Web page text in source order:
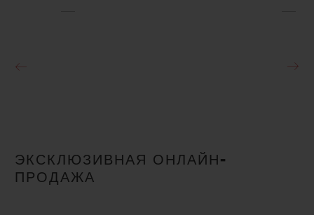
ЭКСКЛЮЗИВНАЯ ОНЛАЙН-
ПРОДАЖА